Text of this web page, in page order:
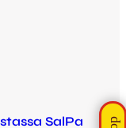
SalPa